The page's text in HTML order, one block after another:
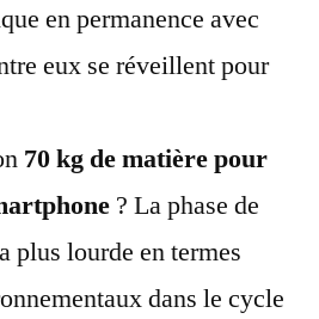
en permanence avec
eux se réveillent pour
70 kg de matière pour
? La phase de
plus lourde en termes
dans le cycle